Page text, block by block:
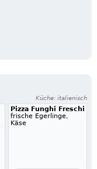
Küche: italienisch
Pizza Funghi Freschi
frische Egerlinge,
Käse